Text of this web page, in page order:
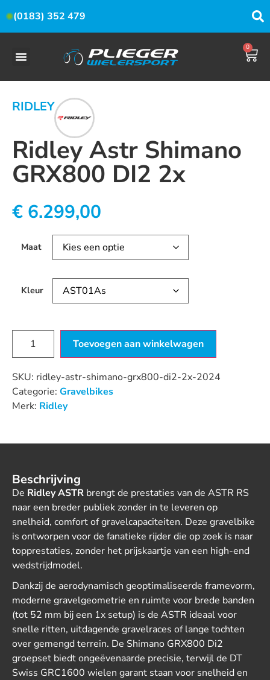
(0183) 352 479
0
RIDLEY
Ridley Astr Shimano
GRX800 DI2 2x
€ 6.299,00
Maat
Kleur
Toevoegen aan winkelwagen
SKU: ridley-astr-shimano-grx800-di2-2x-2024
Categorie: Gravelbikes
Merk: Ridley
Beschrijving
De Ridley ASTR brengt de prestaties van de ASTR RS
naar een breder publiek zonder in te leveren op
snelheid, comfort of gravelcapaciteiten. Deze gravelbike
is ontworpen voor de fanatieke rijder die op zoek is naar
topprestaties, zonder het prijskaartje van een high-end
wedstrijdmodel.
Dankzij de aerodynamisch geoptimaliseerde framevorm,
moderne gravelgeometrie en ruimte voor brede banden
(tot 52 mm bij een 1x setup) is de ASTR ideaal voor
snelle ritten, uitdagende gravelraces of lange tochten
over gemengd terrein. De Shimano GRX800 Di2
groepset biedt ongeëvenaarde precisie, terwijl de DT
Swiss GRC1600 wielen garant staan voor snelheid en